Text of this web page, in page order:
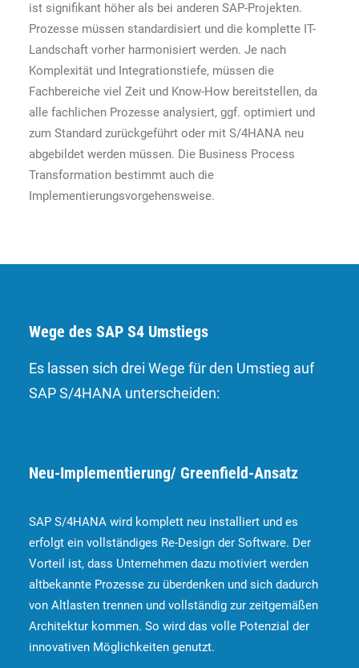
ist signifikant höher als bei anderen SAP-Projekten.
Prozesse müssen standardisiert und die komplette IT-
Landschaft vorher harmonisiert werden. Je nach
Komplexität und Integrationstiefe, müssen die
Fachbereiche viel Zeit und Know-How bereitstellen, da
alle fachlichen Prozesse analysiert, ggf. optimiert und
zum Standard zurückgeführt oder mit S/4HANA neu
abgebildet werden müssen. Die Business Process
Transformation bestimmt auch die
Implementierungsvorgehensweise.
Wege des SAP S4 Umstiegs
Es lassen sich drei Wege für den Umstieg auf
SAP S/4HANA unterscheiden:
Neu-Implementierung/ Greenfield-Ansatz
SAP S/4HANA wird komplett neu installiert und es
erfolgt ein vollständiges Re-Design der Software. Der
Vorteil ist, dass Unternehmen dazu motiviert werden
altbekannte Prozesse zu überdenken und sich dadurch
von Altlasten trennen und vollständig zur zeitgemäßen
Architektur kommen. So wird das volle Potenzial der
innovativen Möglichkeiten genutzt.